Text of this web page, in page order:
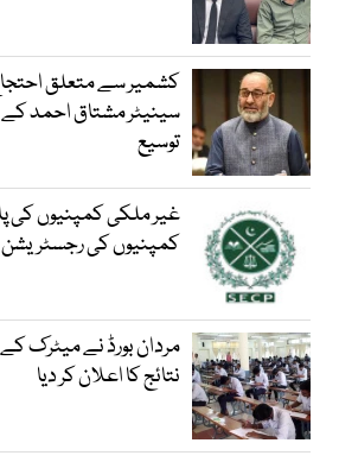
کشمیر سے متعلق
سینیٹر مشتاق احمد
توسیع
غیر ملکی کمپنیوں کی
کمپنیوں کی رجسٹریشن
مردان بورڈ نے میٹرک
نتائج کا اعلان کر دیا